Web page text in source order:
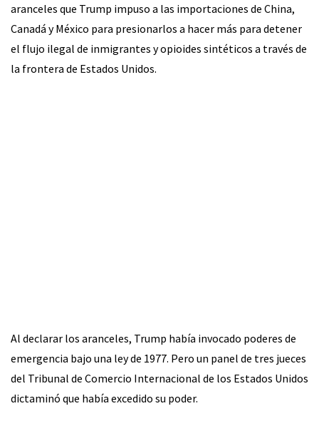
aranceles que Trump impuso a las importaciones de China,
Canadá y México para presionarlos a hacer más para detener
el flujo ilegal de inmigrantes y opioides sintéticos a través de
la frontera de Estados Unidos.
Al declarar los aranceles, Trump había invocado poderes de
emergencia bajo una ley de 1977. Pero un panel de tres jueces
del Tribunal de Comercio Internacional de los Estados Unidos
dictaminó que había excedido su poder.